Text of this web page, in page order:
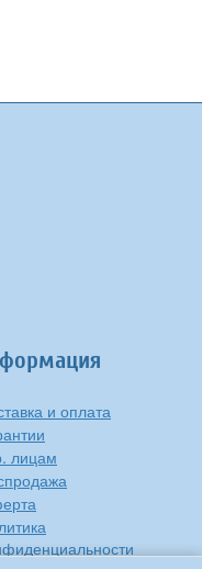
и оплата
лицам